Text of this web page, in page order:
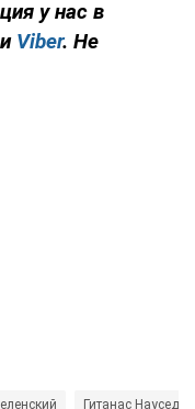
у нас в
и Viber. Не
Гитанас Науседа